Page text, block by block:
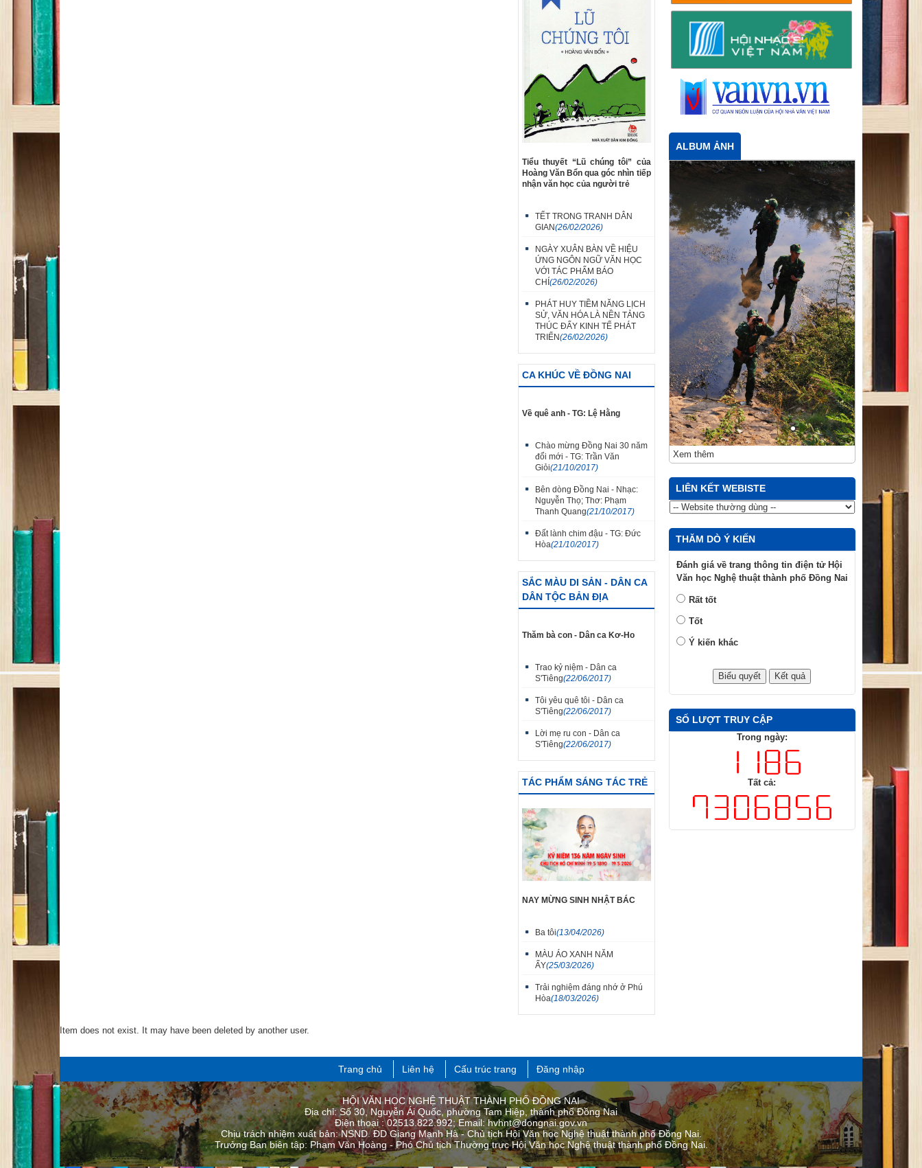
Tiểu thuyết “Lũ chúng tôi” của
Hoàng Văn Bổn qua góc nhìn tiếp
nhận văn học của người trẻ
TẾT TRONG TRANH DÂN
GIAN(26/02/2026)
NGÀY XUÂN BÀN VỀ HIỆU
ỨNG NGÔN NGỮ VĂN HỌC
VỚI TÁC PHẨM BÁO
CHÍ(26/02/2026)
PHÁT HUY TIỀM NĂNG LỊCH
SỬ, VĂN HÓA LÀ NỀN TẢNG
THÚC ĐẨY KINH TẾ PHÁT
TRIỂN(26/02/2026)
CA KHÚC VỀ ĐỒNG NAI
Về quê anh - TG: Lệ Hằng
Chào mừng Đồng Nai 30 năm
đổi mới - TG: Trần Văn
Giỏi(21/10/2017)
Bên dòng Đồng Nai - Nhạc:
Nguyễn Thọ; Thơ: Phạm
Thanh Quang(21/10/2017)
Đất lành chim đậu - TG: Đức
Hòa(21/10/2017)
SẮC MÀU DI SẢN - DÂN CA
DÂN TỘC BẢN ĐỊA
Thăm bà con - Dân ca Kơ-Ho
Trao kỷ niệm - Dân ca
S'Tiêng(22/06/2017)
Tôi yêu quê tôi - Dân ca
S'Tiêng(22/06/2017)
Lời mẹ ru con - Dân ca
S'Tiêng(22/06/2017)
TÁC PHẨM SÁNG TÁC TRẺ
NAY MỪNG SINH NHẬT BÁC
Ba tôi(13/04/2026)
MÀU ÁO XANH NĂM
ẤY(25/03/2026)
Trải nghiệm đáng nhớ ở Phú
Hòa(18/03/2026)
Item does not exist. It may have been deleted by another user.
ALBUM ẢNH
Xem thêm
LIÊN KẾT WEBISTE
THĂM DÒ Ý KIẾN
Đánh giá về trang thông tin điện tử Hội
Văn học Nghệ thuật thành phố Đồng Nai
Rất tốt
Tốt
Ý kiến khác
SỐ LƯỢT TRUY CẬP
Trong ngày:
Tất cả:
Trang chủ Liên hệ Cấu trúc trang Đăng nhập
HỘI VĂN HỌC NGHỆ THUẬT THÀNH PHỐ ĐỒNG NAI
Địa chỉ: Số 30, Nguyễn Ái Quốc, phường Tam Hiệp, thành phố Đồng Nai
Điện thoại : 02513.822.992; Email: hvhnt@dongnai.gov.vn
Chịu trách nhiệm xuất bản: NSND. ĐD Giang Mạnh Hà - Chủ tịch Hội Văn học Nghệ thuật thành phố Đồng Nai.
Trưởng Ban biên tập: Phạm Văn Hoàng - Phó Chủ tịch Thường trực Hội Văn học Nghệ thuật thành phố ​Đồng Nai.